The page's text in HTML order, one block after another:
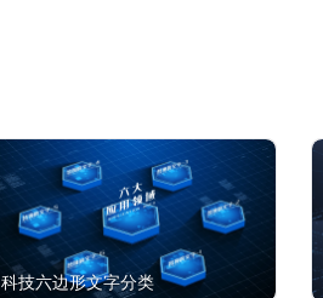
科技六边形文字分类